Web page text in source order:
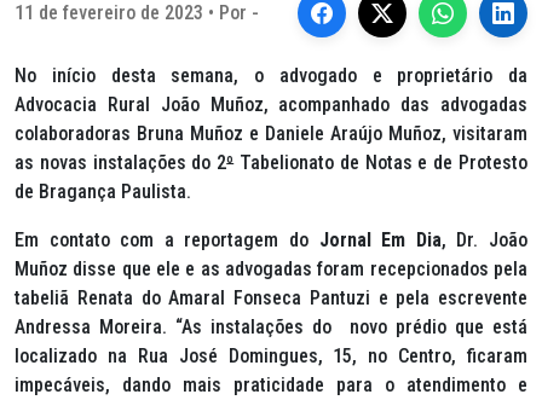
11 de fevereiro de 2023 • Por -
No início desta semana, o advogado e proprietário da
Advocacia Rural João Muñoz, acompanhado das advogadas
colaboradoras Bruna Muñoz e Daniele Araújo Muñoz, visitaram
as novas instalações do 2ºTabelionato de Notas e de Protesto
de Bragança Paulista.
Em contato com a reportagem do Jornal Em Dia, Dr. João
Muñoz disse que ele e as advogadas foram recepcionados pela
tabeliã Renata do Amaral Fonseca Pantuzi e pela escrevente
Andressa Moreira. “As instalações do novo prédio que está
localizado na Rua José Domingues, 15, no Centro, ficaram
impecáveis, dando mais praticidade para o atendimento e